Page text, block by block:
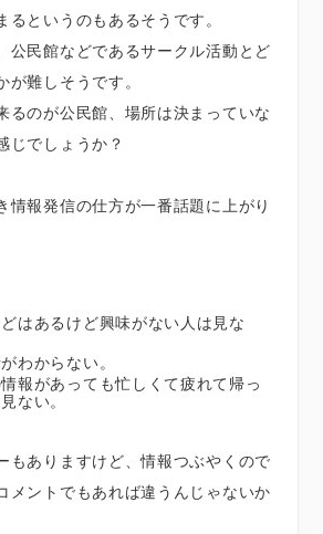
というのもあるそうです。
公民館などであるサークル活動とど
難しそうです。
るのが公民館、場所は決まっていな
じでしょうか？
情報発信の仕方が一番話題に上がり
はあるけど興味がない人は見な
わからない。
報があっても忙しくて疲れて帰っ
ない。
もありますけど、情報つぶやくので
メントでもあれば違うんじゃないか